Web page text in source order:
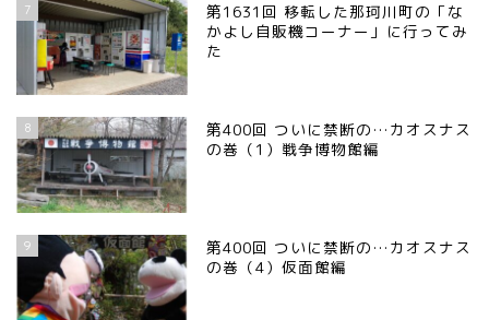
7
第1631回 移転した那珂川町の「な
かよし自販機コーナー」に行ってみ
た
8
第400回 ついに禁断の…カオスナス
の巻（1）戦争博物館編
9
第400回 ついに禁断の…カオスナス
の巻（4）仮面館編